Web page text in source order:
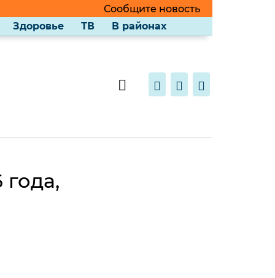
Сообщите новость
Здоровье
ТВ В районах